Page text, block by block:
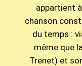
appartient
chanson
du temps :
même que
Trenet) et